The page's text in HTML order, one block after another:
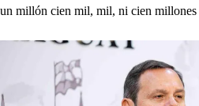
un millón cien mil, mil, ni cien millones